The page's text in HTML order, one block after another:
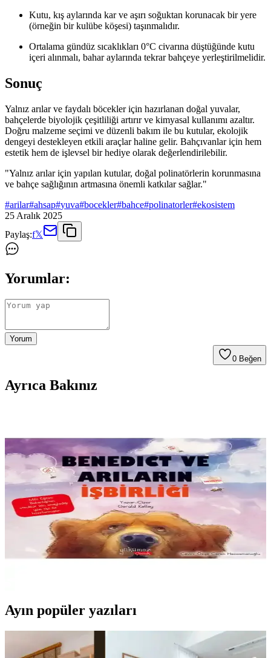
Kutu, kış aylarında kar ve aşırı soğuktan korunacak bir yere
(örneğin bir kulübe köşesi) taşınmalıdır.
Ortalama gündüz sıcaklıkları 0°C civarına düştüğünde kutu
içeri alınmalı, bahar aylarında tekrar bahçeye yerleştirilmelidir.
Sonuç
Yalnız arılar ve faydalı böcekler için hazırlanan doğal yuvalar,
bahçelerde biyolojik çeşitliliği artırır ve kimyasal kullanımı azaltır.
Doğru malzeme seçimi ve düzenli bakım ile bu kutular, ekolojik
dengeyi destekleyen etkili araçlar haline gelir. Bahçıvanlar için hem
estetik hem de işlevsel bir hediye olarak değerlendirilebilir.
"Yalnız arılar için yapılan kutular, doğal polinatörlerin korunmasına
ve bahçe sağlığının artmasına önemli katkılar sağlar."
#arilar#ahsap#yuva#bocekler#bahce#polinatorler#ekosistem
25 Aralık 2025
Paylaş:f𝕏
Yorumlar:
Yorum
0 Beğen
Ayrıca Bakınız
Kutu Tasarımı ve Bakımı
Yalnız arılar ve faydalı böcekler için tasarlanmış ahşap kutular, doğal
yaşam alanlarını koruyarak bahçe sağlığını ve biyolojik çeşitliliği
artırır. Doğru malzeme ve bakım şarttır.
Yakamoz Yayınları Bene<dı>ct ve Arıların İşbirliği:
Çocuklar İçin Öğretici ve Eğlenceli Masal Kitabı
Bene<dı>ct ve Arıların İşbirliği, doğa ve dayanışma mesajını
çocuklara anlatan renkli ve öğretici bir masal kitabıdır. Görsel açıdan
Ayın popüler yazıları